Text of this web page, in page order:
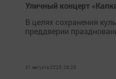
Уличный концерт
В целях сохранения
преддверии
31 августа 2025, 06:28